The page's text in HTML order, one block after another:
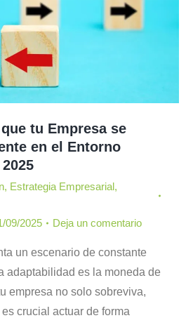
tu Empresa se
en el Entorno
, Estrategia Empresarial,
09/2025 Deja un comentario
un escenario de constante
adaptabilidad es la moneda de
empresa no solo sobreviva,
crucial actuar de forma